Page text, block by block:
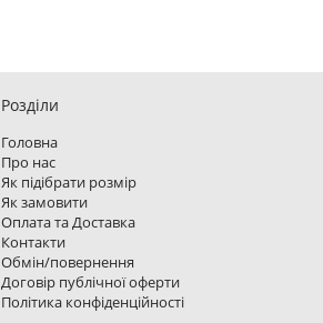
Розділи
Головна
Про нас
Як підібрати розмір
Як замовити
Оплата та Доставка
Контакти
Обмін/повернення
Договір публічної оферти
Політика конфіденційності